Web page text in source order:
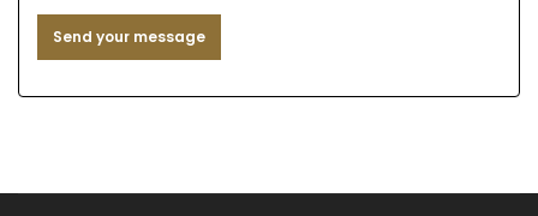
Send your message